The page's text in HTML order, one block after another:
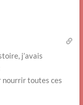
j’avais
toutes ces